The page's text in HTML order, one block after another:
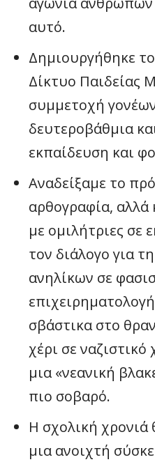
αυτό.
Δημιουργήθηκε
Δίκτυο Παιδείας
συμμετοχή
δευτεροβάθμια
εκπαίδευση και
Αναδείξαμε το
αρθογραφία, αλλά
με ομιλήτριες σε
τον διάλογο για
ανηλίκων σε
σβάστικα στο
χέρι σε ναζιστικό
μια «νεανική
πιο σοβαρό.
Η σχολική
μια ανοιχτή